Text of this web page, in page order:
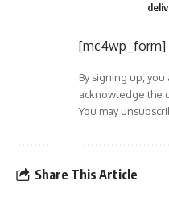
[mc4wp_form]
By signing up,
acknowledge the
You may
Share This Article